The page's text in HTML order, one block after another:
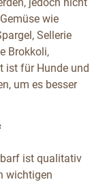
wie
Sellerie
Brokkoli,
ist für Hunde und
um es besser
ist qualitativ
wichtigen